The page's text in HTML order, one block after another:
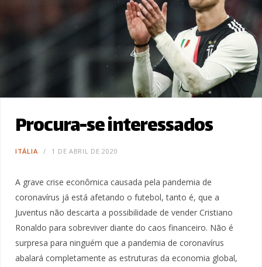
Procura-se interessados
ITÁLIA 1 DE ABRIL DE 2020
A grave crise econômica causada pela pandemia de
coronavírus já está afetando o futebol, tanto é, que a
Juventus não descarta a possibilidade de vender Cristiano
Ronaldo para sobreviver diante do caos financeiro. Não é
surpresa para ninguém que a pandemia de coronavírus
abalará completamente as estruturas da economia global,